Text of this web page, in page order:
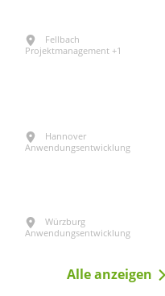
Fellbach
Projektmanagement +1
Hannover
Anwendungsentwicklung
Würzburg
Anwendungsentwicklung
Alle anzeigen